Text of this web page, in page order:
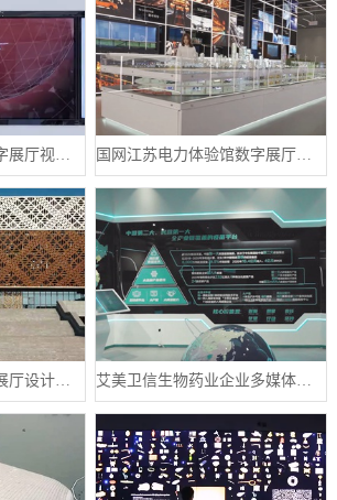
霍尼韦尔UOP品牌数字展厅视频制作案例 国网江苏电力体验馆数字展厅案例
新疆农业展览馆数字展厅设计案例 艾美卫信生物药业企业多媒体数字展厅案例